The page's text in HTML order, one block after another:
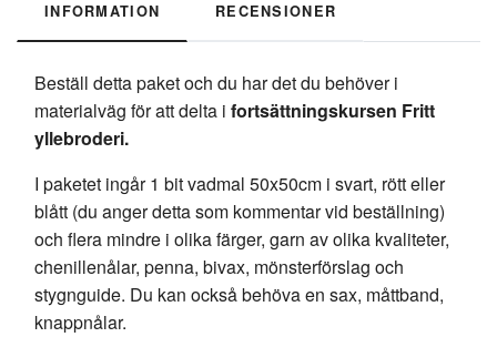
INFORMATION RECENSIONER
Beställ detta paket och du har det du behöver i
materialväg för att delta i fortsättningskursen Fritt
yllebroderi.
I paketet ingår 1 bit vadmal 50x50cm i svart, rött eller
blått (du anger detta som kommentar vid beställning)
och flera mindre i olika färger, garn av olika kvaliteter,
chenillenålar, penna, bivax, mönsterförslag och
stygnguide. Du kan också behöva en sax, måttband,
knappnålar.